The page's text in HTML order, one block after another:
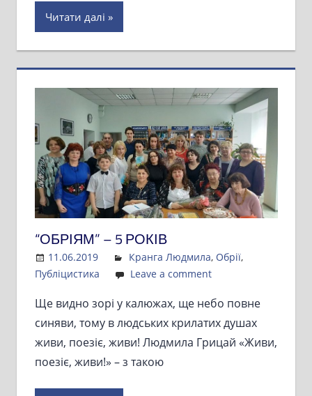
Читати далі
“ОБРІЯМ” – 5 РОКІВ
11.06.2019 Admin
Кранга Людмила, Обрії,
Публіцистика
Leave a comment
Ще видно зорі у калюжах, ще небо повне
синяви, тому в людських крилатих душах
живи, поезіє, живи! Людмила Грицай «Живи,
поезіє, живи!» – з такою